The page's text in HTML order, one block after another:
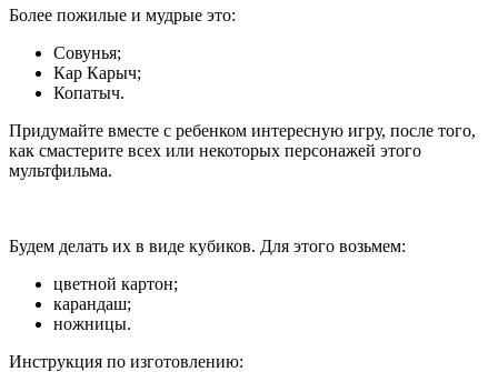
Более пожилые и мудрые это:
Совунья;
Кар Карыч;
Копатыч.
Придумайте вместе с ребенком интересную игру, после того,
как смастерите всех или некоторых персонажей этого
мультфильма.
Будем делать их в виде кубиков. Для этого возьмем:
цветной картон;
карандаш;
ножницы.
Инструкция по изготовлению: